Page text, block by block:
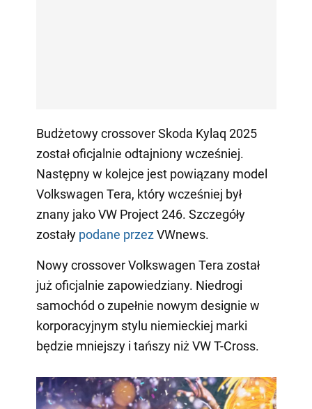
Budżetowy crossover Skoda Kylaq 2025
został oficjalnie odtajniony wcześniej.
Następny w kolejce jest powiązany model
Volkswagen Tera, który wcześniej był
znany jako VW Project 246. Szczegóły
zostały podane przezVWnews.
Nowy crossover Volkswagen Tera został
już oficjalnie zapowiedziany. Niedrogi
samochód o zupełnie nowym designie w
korporacyjnym stylu niemieckiej marki
będzie mniejszy i tańszy niż VW T-Cross.